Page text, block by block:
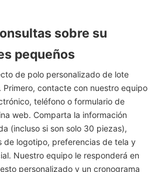
sobre su
pequeños
de polo personalizado de lote
Primero, contacte con nuestro equipo
teléfono o formulario de
web. Comparta la información
(incluso si son solo 30 piezas),
de logotipo, preferencias de tela y
Nuestro equipo le responderá en
personalizado y un cronograma